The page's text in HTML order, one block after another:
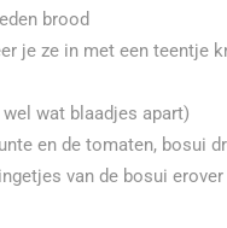
brood
je ze in met een teentje
wat blaadjes apart)
en de tomaten, bosui
van de bosui